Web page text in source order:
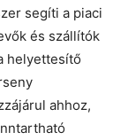
segíti a piaci
és szállítók
helyettesítő
ahhoz,